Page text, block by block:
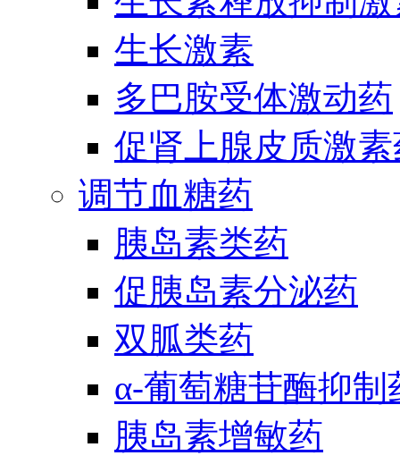
生长激素
多巴胺受体激动药
促肾上腺皮质激
调节血糖药
胰岛素类药
促胰岛素分泌药
双胍类药
α-葡萄糖苷酶抑制
胰岛素增敏药